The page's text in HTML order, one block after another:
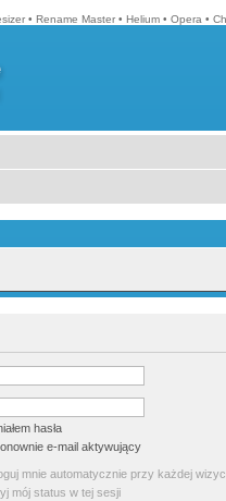
• Rename Master • Helium • Opera •
hasła
e-mail aktywujący
mnie automatycznie przy każdej
mój status w tej sesji